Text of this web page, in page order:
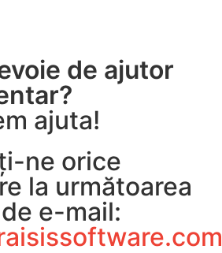
de ajutor
ajuta!
ne orice
la următoarea
e-mail: